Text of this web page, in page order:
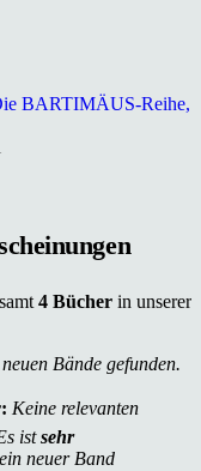
BARTIMÄUS-Reihe,
4 Bücher in unserer
Bände gefunden.
Keine relevanten
istsehr
neuer Band